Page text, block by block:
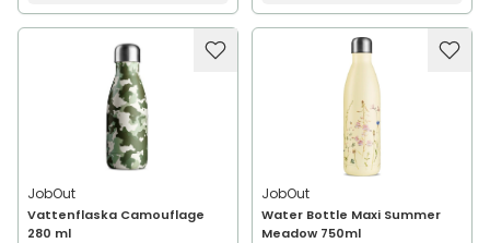
JobOut
Vattenflaska Camouflage
280 ml
JobOut
Water Bottle Maxi Summer
Meadow 750ml